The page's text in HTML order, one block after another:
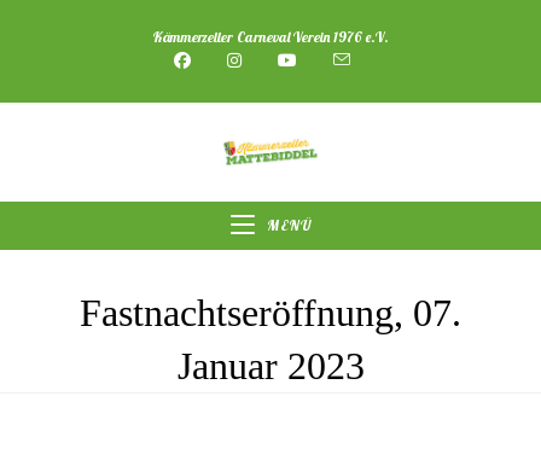
Kämmerzeller Carneval Verein 1976 e.V.
MENÜ
Fastnachtseröffnung, 07.
Januar 2023